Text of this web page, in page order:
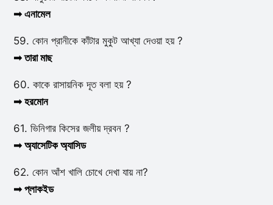
➟ এনামেল
59. কোন প্রানীকে কাঁটার মুকুট আখ্যা দেওয়া হয় ?
➟ তারা মাছ
60. কাকে রাসায়নিক দূত বলা হয় ?
➟ হরমোন
61. ভিনিগার কিসের জলীয় দ্রবন ?
➟ অ্যাসেটিক অ্যাসিড
62. কোন আঁশ খালি চোখে দেখা যায় না?
➟ প্লাকইড